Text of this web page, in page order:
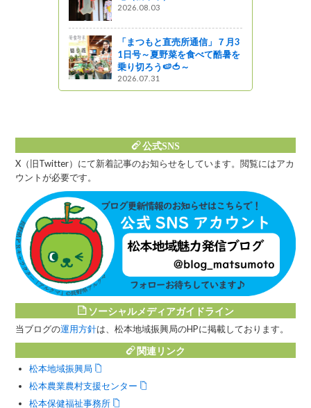
2026.08.03
「まつもと直売所通信」７月3
1日号～夏野菜を食べて酷暑を
乗り切ろう🍉🍅～
2026.07.31
公式SNS
X（旧Twitter）にて新着記事のお知らせをしています。閲覧にはアカ
ウントが必要です。
ソーシャルメディアガイドライン
当ブログの運用方針は、松本地域振興局のHPに掲載しております。
関連リンク
松本地域振興局
松本農業農村支援センター
松本保健福祉事務所